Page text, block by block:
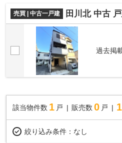
売買 | 中古一戸建 田川北 中古
過去掲
該当物件数 1 戸 販売数 0 戸
絞り込み条件： なし